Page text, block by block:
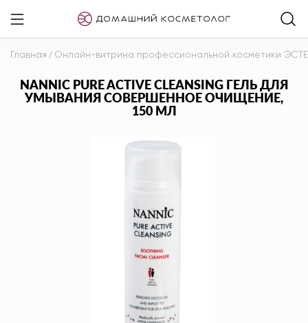
Главная / Онлайн-витрина профессиональной косметики
NANNIC PURE ACTIVE CLEANSING ГЕЛЬ ДЛЯ
УМЫВАНИЯ СОВЕРШЕННОЕ ОЧИЩЕНИЕ,
150 МЛ